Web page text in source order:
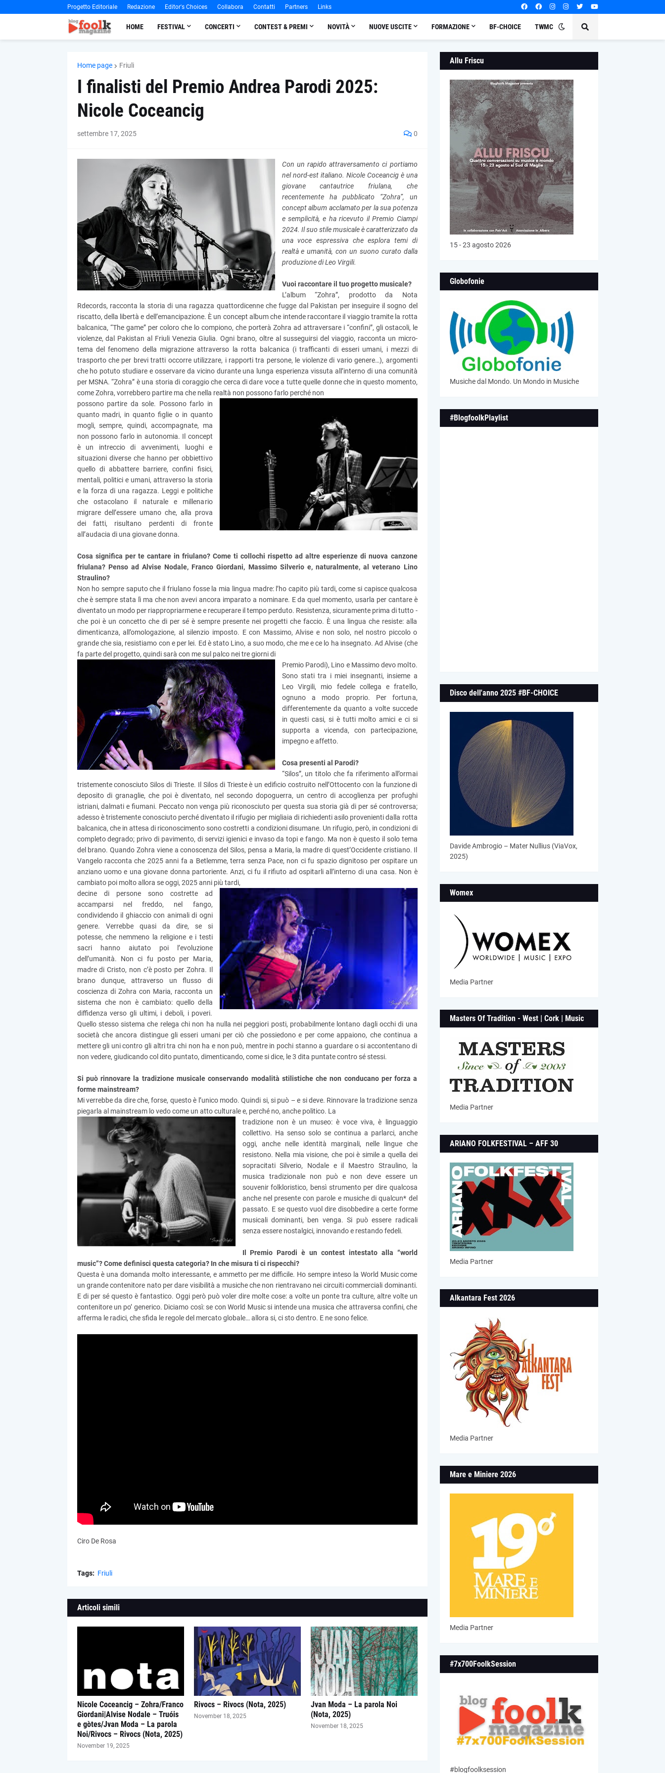
Progetto Editoriale Redazione Editor's Choices Collabora Contatti Partners Links
HOME FESTIVAL CONCERTI CONTEST & PREMI NOVITÀ NUOVE USCITE FORMAZIONE BF-CHOICE TWMC
Home page Friuli
I finalisti del Premio Andrea Parodi 2025:
Nicole Coceancig
settembre 17, 2025 0
Con un rapido attraversamento ci portiamo
nel nord-est italiano. Nicole Coceancig è una
giovane cantautrice friulana, che
recentemente ha pubblicato “Zohra”, un
concept album acclamato per la sua potenza
e semplicità, e ha ricevuto il Premio Ciampi
2024. Il suo stile musicale è caratterizzato da
una voce espressiva che esplora temi di
realtà e umanità, con un suono curato dalla
produzione di Leo Virgili.
Vuoi raccontare il tuo progetto musicale?
L’album “Zohra”, prodotto da Nota
Rdecords, racconta la storia di una ragazza quattordicenne che fugge dal Pakistan per inseguire il sogno del
riscatto, della libertà e dell’emancipazione. È un concept album che intende raccontare il viaggio tramite la rotta
balcanica, “The game” per coloro che lo compiono, che porterà Zohra ad attraversare i “confini”, gli ostacoli, le
violenze, dal Pakistan al Friuli Venezia Giulia. Ogni brano, oltre al susseguirsi del viaggio, racconta un micro-
tema del fenomeno della migrazione attraverso la rotta balcanica (i trafficanti di esseri umani, i mezzi di
trasporto che per brevi tratti occorre utilizzare, i rapporti tra persone, le violenze di vario genere…), argomenti
che ho potuto studiare e osservare da vicino durante una lunga esperienza vissuta all’interno di una comunità
per MSNA. “Zohra” è una storia di coraggio che cerca di dare voce a tutte quelle donne che in questo momento,
come Zohra, vorrebbero partire ma che nella realtà non possono farlo perché non
possono partire da sole. Possono farlo in
quanto madri, in quanto figlie o in quanto
mogli, sempre, quindi, accompagnate, ma
non possono farlo in autonomia. Il concept
è un intreccio di avvenimenti, luoghi e
situazioni diverse che hanno per obbiettivo
quello di abbattere barriere, confini fisici,
mentali, politici e umani, attraverso la storia
e la forza di una ragazza. Leggi e politiche
che ostacolano il naturale e millenario
migrare dell’essere umano che, alla prova
dei fatti, risultano perdenti di fronte
all’audacia di una giovane donna.
Cosa significa per te cantare in friulano? Come ti collochi rispetto ad altre esperienze di nuova canzone
friulana? Penso ad Alvise Nodale, Franco Giordani, Massimo Silverio e, naturalmente, al veterano Lino
Straulino?
Non ho sempre saputo che il friulano fosse la mia lingua madre: l’ho capito più tardi, come si capisce qualcosa
che è sempre stata lì ma che non avevi ancora imparato a nominare. E da quel momento, usarla per cantare è
diventato un modo per riappropriarmene e recuperare il tempo perduto. Resistenza, sicuramente prima di tutto -
che poi è un concetto che di per sé è sempre presente nei progetti che faccio. È una lingua che resiste: alla
dimenticanza, all’omologazione, al silenzio imposto. E con Massimo, Alvise e non solo, nel nostro piccolo o
grande che sia, resistiamo con e per lei. Ed è stato Lino, a suo modo, che me e ce lo ha insegnato. Ad Alvise (che
fa parte del progetto, quindi sarà con me sul palco nei tre giorni di
Premio Parodi), Lino e Massimo devo molto.
Sono stati tra i miei insegnanti, insieme a
Leo Virgili, mio fedele collega e fratello,
ognuno a modo proprio. Per fortuna,
differentemente da quanto a volte succede
in questi casi, si è tutti molto amici e ci si
supporta a vicenda, con partecipazione,
impegno e affetto.
Cosa presenti al Parodi?
“Silos”, un titolo che fa riferimento all’ormai
tristemente conosciuto Silos di Trieste. Il Silos di Trieste è un edificio costruito nell’Ottocento con la funzione di
deposito di granaglie, che poi è diventato, nel secondo dopoguerra, un centro di accoglienza per profughi
istriani, dalmati e fiumani. Peccato non venga più riconosciuto per questa sua storia già di per sé controversa;
adesso è tristemente conosciuto perché diventato il rifugio per migliaia di richiedenti asilo provenienti dalla rotta
balcanica, che in attesa di riconoscimento sono costretti a condizioni disumane. Un rifugio, però, in condizioni di
completo degrado; privo di pavimento, di servizi igienici e invaso da topi e fango. Ma non è questo il solo tema
del brano. Quando Zohra viene a conoscenza del Silos, pensa a Maria, la madre di quest’Occidente cristiano. Il
Vangelo racconta che 2025 anni fa a Betlemme, terra senza Pace, non ci fu spazio dignitoso per ospitare un
anziano uomo e una giovane donna partoriente. Anzi, ci fu il rifiuto ad ospitarli all’interno di una casa. Non è
cambiato poi molto allora se oggi, 2025 anni più tardi,
decine di persone sono costrette ad
accamparsi nel freddo, nel fango,
condividendo il ghiaccio con animali di ogni
genere. Verrebbe quasi da dire, se si
potesse, che nemmeno la religione e i testi
sacri hanno aiutato poi l’evoluzione
dell’umanità. Non ci fu posto per Maria,
madre di Cristo, non c’è posto per Zohra. Il
brano dunque, attraverso un flusso di
coscienza di Zohra con Maria, racconta un
sistema che non è cambiato: quello della
diffidenza verso gli ultimi, i deboli, i poveri.
Quello stesso sistema che relega chi non ha nulla nei peggiori posti, probabilmente lontano dagli occhi di una
società che ancora distingue gli esseri umani per ciò che possiedono e per come appaiono, che continua a
mettere gli uni contro gli altri tra chi non ha e non può, mentre in pochi stanno a guardare o si accontentano di
non vedere, giudicando col dito puntato, dimenticando, come si dice, le 3 dita puntate contro sé stessi.
Si può rinnovare la tradizione musicale conservando modalità stilistiche che non conducano per forza a
forme mainstream?
Mi verrebbe da dire che, forse, questo è l’unico modo. Quindi si, si può – e si deve. Rinnovare la tradizione senza
piegarla al mainstream lo vedo come un atto culturale e, perché no, anche politico. La
tradizione non è un museo: è voce viva, è linguaggio
collettivo. Ha senso solo se continua a parlarci, anche
oggi, anche nelle identità marginali, nelle lingue che
resistono. Nella mia visione, che poi è simile a quella dei
sopracitati Silverio, Nodale e il Maestro Straulino, la
musica tradizionale non può e non deve essere un
souvenir folkloristico, bensì strumento per dire qualcosa
anche nel presente con parole e musiche di qualcun* del
passato. E se questo vuol dire disobbedire a certe forme
musicali dominanti, ben venga. Si può essere radicali
senza essere nostalgici, innovando e restando fedeli.
Il Premio Parodi è un contest intestato alla “world
music”? Come definisci questa categoria? In che misura ti ci rispecchi?
Questa è una domanda molto interessante, e ammetto per me difficile. Ho sempre inteso la World Music come
un grande contenitore nato per dare visibilità a musiche che non rientravano nei circuiti commerciali dominanti.
E di per sé questo è fantastico. Oggi però può voler dire molte cose: a volte un ponte tra culture, altre volte un
contenitore un po’ generico. Diciamo così: se con World Music si intende una musica che attraversa confini, che
afferma le radici, che sfida le regole del mercato globale… allora si, ci sto dentro. E ne sono felice.
Ciro De Rosa
Tags: Friuli
Articoli simili
Nicole Coceancig – Zohra/Franco
Giordani|Alvise Nodale – Truóis
e gòtes/Jvan Moda – La parola
Noi/Rivocs – Rivocs (Nota, 2025)
November 19, 2025
Rivocs – Rivocs (Nota, 2025)
November 18, 2025
Jvan Moda – La parola Noi
(Nota, 2025)
November 18, 2025
Allu Friscu
15 - 23 agosto 2026
Globofonie
Musiche dal Mondo. Un Mondo in Musiche
#BlogfoolkPlaylist
Disco dell'anno 2025 #BF-CHOICE
Davide Ambrogio – Mater Nullius (ViaVox,
2025)
Womex
Media Partner
Masters Of Tradition - West | Cork | Music
Media Partner
ARIANO FOLKFESTIVAL – AFF 30
Media Partner
Alkantara Fest 2026
Media Partner
Mare e Miniere 2026
Media Partner
#7x700FoolkSession
#blogfoolksession